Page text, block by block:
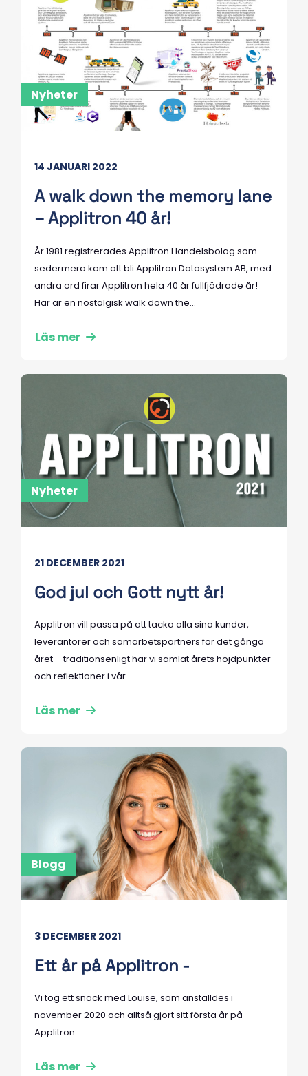
Nyheter
14 JANUARI 2022
A walk down the memory lane
– Applitron 40 år!
År 1981 registrerades Applitron Handelsbolag som
sedermera kom att bli Applitron Datasystem AB, med
andra ord firar Applitron hela 40 år fullfjädrade år!
Här är en nostalgisk walk down the...
Läs mer
Nyheter
21 DECEMBER 2021
God jul och Gott nytt år!
Applitron vill passa på att tacka alla sina kunder,
leverantörer och samarbetspartners för det gånga
året – traditionsenligt har vi samlat årets höjdpunkter
och reflektioner i vår...
Läs mer
Blogg
3 DECEMBER 2021
Ett år på Applitron -
Vi tog ett snack med Louise, som anställdes i
november 2020 och alltså gjort sitt första år på
Applitron.
Läs mer